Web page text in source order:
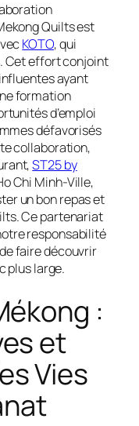
Quilts est
KOTO, qui
Cet effort conjoint
ayant
formation
d’emploi
défavorisés
collaboration,
ST25 by
Chi Minh-Ville,
un bon repas et
Ce partenariat
responsabilité
faire découvrir
plus large.
:
et
Vies